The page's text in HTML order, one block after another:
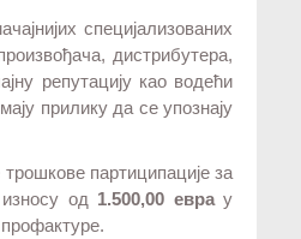
специјализованих
дистрибутера,
репутацију као водећи
прилику да се упознају
партиципације за
од 1.500,00 еврау